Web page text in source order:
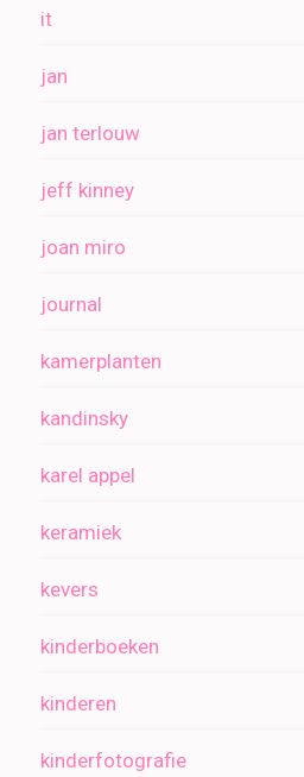
it
jan
jan terlouw
jeff kinney
joan miro
journal
kamerplanten
kandinsky
karel appel
keramiek
kevers
kinderboeken
kinderen
kinderfotografie